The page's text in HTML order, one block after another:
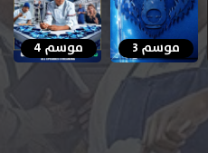
موسم 3 موسم 4